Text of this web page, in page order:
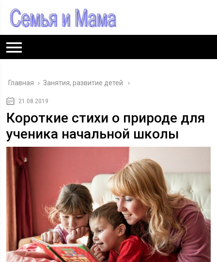
Главная › Занятия, развитие детей
21.08.2019
Короткие стихи о природе для
ученика начальной школы